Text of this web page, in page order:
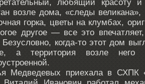
любящий красоту
возле дома, «следы
горка, цветы на клумбах,
другое — все это
Безусловно, когда-то этот дом
а территория возле
Медведевых приехала в СХПК